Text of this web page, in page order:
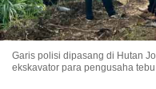
Garis polisi dipasang di Hutan
ekskavator para pengusaha